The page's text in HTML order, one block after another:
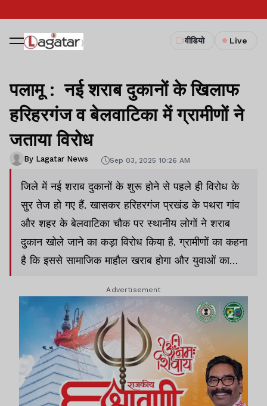
वीडियो Live
पलामू : नई शराब दुकानों के खिलाफ
हरिहरगंज व बेलवाटिका में ग्रामीणों ने
जताया विरोध
By Lagatar News Sep 03, 2025 10:26 AM
जिले में नई शराब दुकानों के शुरू होने से पहले ही विरोध के
सुर तेज हो गए हैं. खासकर हरिहरगंज प्रखंड के पथरा गांव
और शहर के बेलवाटिका चौक पर स्थानीय लोगों ने शराब
दुकान खोले जाने का कड़ा विरोध किया है. ग्रामीणों का कहना
है कि इससे सामाजिक माहौल खराब होगा और युवाओं का
Advertisement